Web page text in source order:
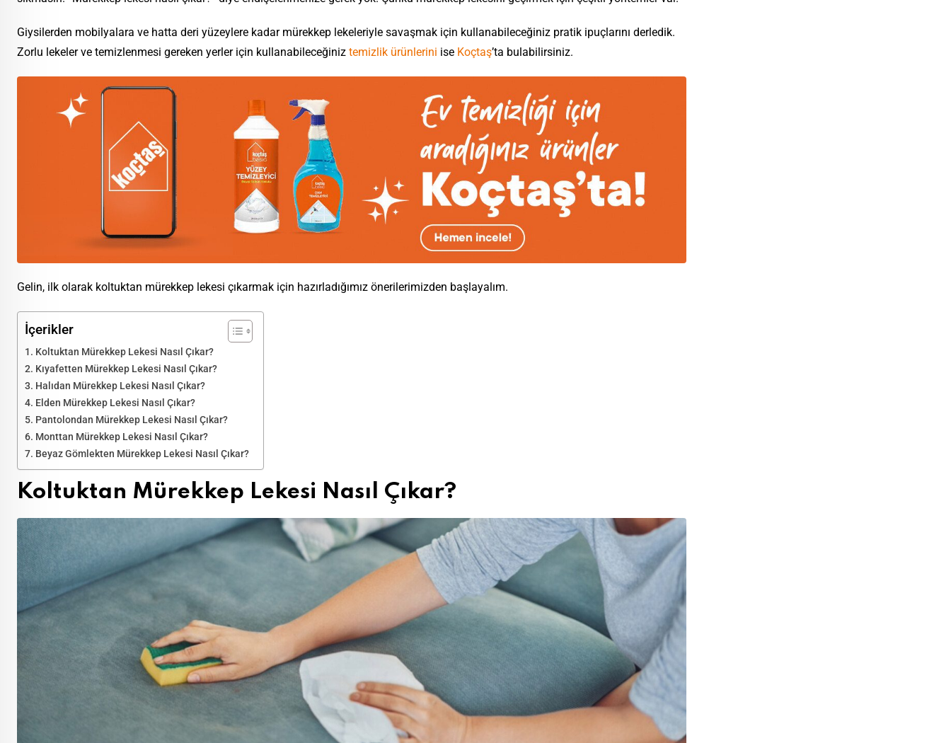
Giysilerden mobilyalara ve hatta deri yüzeylere kadar mürekkep lekeleriyle savaşmak için kullanabileceğiniz pratik ipuçlarını derledik.
Zorlu lekeler ve temizlenmesi gereken yerler için kullanabileceğiniz temizlik ürünlerini ise Koçtaş’ta bulabilirsiniz.
Gelin, ilk olarak koltuktan mürekkep lekesi çıkarmak için hazırladığımız önerilerimizden başlayalım.
İçerikler
Koltuktan Mürekkep Lekesi Nasıl Çıkar?
Kıyafetten Mürekkep Lekesi Nasıl Çıkar?
Halıdan Mürekkep Lekesi Nasıl Çıkar?
Elden Mürekkep Lekesi Nasıl Çıkar?
Pantolondan Mürekkep Lekesi Nasıl Çıkar?
Monttan Mürekkep Lekesi Nasıl Çıkar?
Beyaz Gömlekten Mürekkep Lekesi Nasıl Çıkar?
Koltuktan Mürekkep Lekesi Nasıl Çıkar?